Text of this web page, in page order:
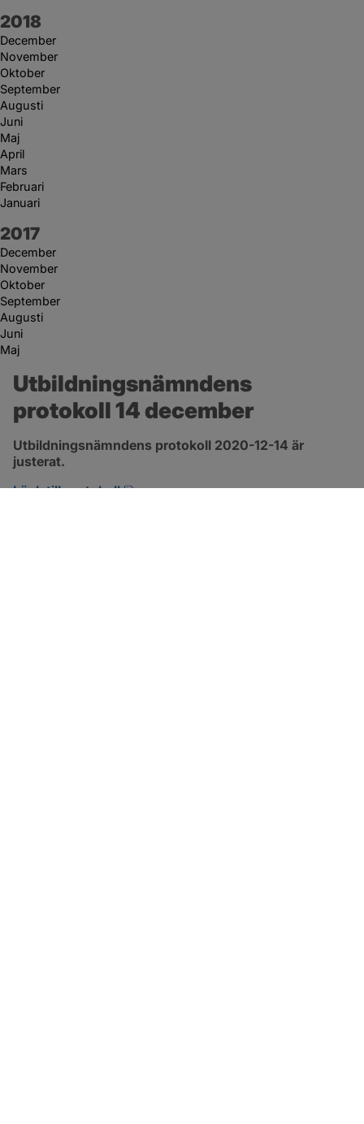
År:
2018
December
November
Oktober
September
Augusti
Juni
Maj
April
Mars
Februari
Januari
År:
2017
December
November
Oktober
September
Augusti
Juni
Maj
Utbildningsnämndens
protokoll 14 december
Utbildningsnämndens protokoll 2020-12-14 är
justerat.
Länk till protokoll
pdf, 161.6 kB, öppnas i nytt fönster.